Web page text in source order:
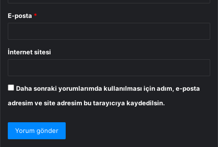
E-posta *
İnternet sitesi
Daha sonraki yorumlarımda kullanılması için adım, e-posta
adresim ve site adresim bu tarayıcıya kaydedilsin.